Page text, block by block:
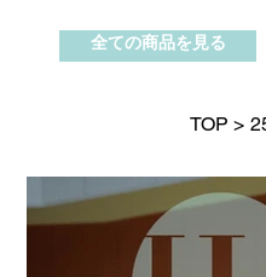
全ての商品を見る
TOP >